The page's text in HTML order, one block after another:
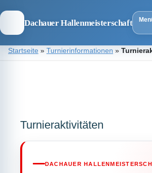
Dachauer Hallenmeisterschaft
ZumStartseite » Turnierinformationen »
Turnieraktivitäten
DACHAUER